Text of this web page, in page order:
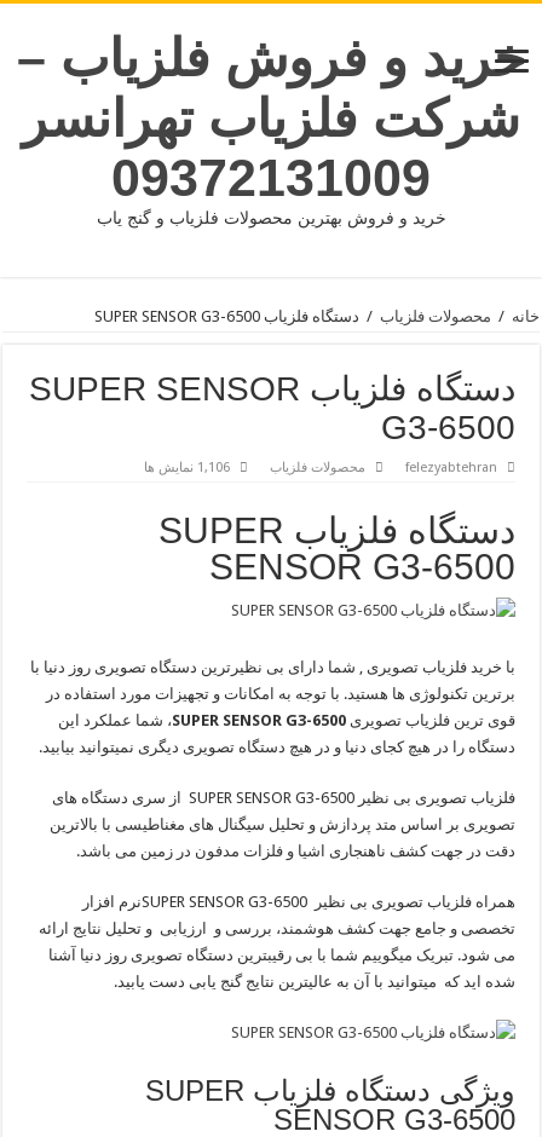
خرید و فروش فلزیاب –
شرکت فلزیاب تهرانسر
09372131009
خرید و فروش بهترین محصولات فلزیاب و گنج یاب
خانه / محصولات فلزیاب / دستگاه فلزیاب SUPER SENSOR G3-6500
دستگاه فلزیاب SUPER SENSOR
G3-6500
felezyabtehran محصولات فلزیاب 1,106 نمایش ها
دستگاه فلزیاب SUPER
SENSOR G3-6500
با خرید فلزیاب تصویری , شما دارای بی نظیرترین دستگاه تصویری روز دنیا با
برترین تکنولوژی ها هستید. با توجه به امکانات و تجهیزات مورد استفاده در
قوی ترین فلزیاب تصویری SUPER SENSOR G3-6500
، شما عملکرد این
دستگاه را در هیچ کجای دنیا و در هیچ دستگاه تصویری دیگری نمیتوانید بیابید.
فلزیاب تصویری بی نظیر SUPER SENSOR G3-6500 از سری دستگاه های
تصویری بر اساس متد پردازش و تحلیل سیگنال های مغناطیسی با بالاترین
دقت در جهت کشف ناهنجاری اشیا و فلزات مدفون در زمین می باشد.
همراه فلزیاب تصویری بی نظیر SUPER SENSOR G3-6500نرم افزار
تخصصی و جامع جهت کشف هوشمند، بررسی و ارزیابی و تحلیل نتایج ارائه
می شود. تبریک میگوییم شما با بی رقیبترین دستگاه تصویری روز دنیا آشنا
شده اید که میتوانید با آن به عالیترین نتایج گنج یابی دست یابید.
ویژگی دستگاه فلزیاب SUPER
SENSOR G3-6500